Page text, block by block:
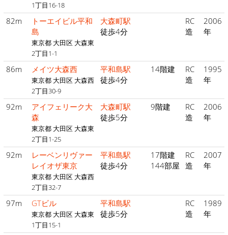
1丁目16-18
82m
トーエイビル平和
島
東京都 大田区 大森東
2丁目1-1
大森町駅
徒歩4分
RC
造
2006
年
86m メイツ大森西
東京都 大田区 大森西
2丁目30-9
平和島駅
徒歩4分
14階建
RC
造
1995
年
92m
アイフェリーク大
森
東京都 大田区 大森東
2丁目1-25
大森町駅
徒歩5分
9階建
RC
造
2006
年
92m
レーベンリヴァー
レイオザ東京
東京都 大田区 大森西
2丁目32-7
平和島駅
徒歩4分
17階建
144部屋
RC
造
2007
年
97m GTビル
東京都 大田区 大森東
1丁目15-1
平和島駅
徒歩5分
RC
造
1989
年